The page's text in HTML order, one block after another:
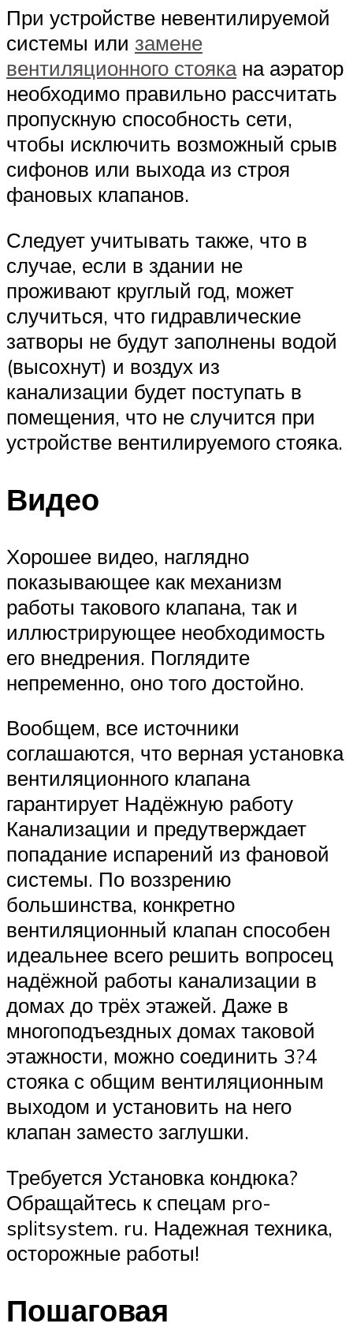
При устройстве невентилируемой
системы или замене
вентиляционного стоякана аэратор
необходимо правильно рассчитать
пропускную способность сети,
чтобы исключить возможный срыв
сифонов или выхода из строя
фановых клапанов.
Следует учитывать также, что в
случае, если в здании не
проживают круглый год, может
случиться, что гидравлические
затворы не будут заполнены водой
(высохнут) и воздух из
канализации будет поступать в
помещения, что не случится при
устройстве вентилируемого стояка.
Видео
Хорошее видео, наглядно
показывающее как механизм
работы такового клапана, так и
иллюстрирующее необходимость
его внедрения. Поглядите
непременно, оно того достойно.
Вообщем, все источники
соглашаются, что верная установка
вентиляционного клапана
гарантирует Надёжную работу
Канализации и предутверждает
попадание испарений из фановой
системы. По воззрению
большинства, конкретно
вентиляционный клапан способен
идеальнее всего решить вопросец
надёжной работы канализации в
домах до трёх этажей. Даже в
многоподъездных домах таковой
этажности, можно соединить 3?4
стояка с общим вентиляционным
выходом и установить на него
клапан заместо заглушки.
Требуется Установка кондюка?
Обращайтесь к спецам pro-
splitsystem. ru. Надежная техника,
осторожные работы!
Пошаговая